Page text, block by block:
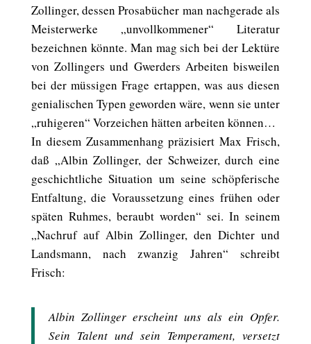
Zollinger, dessen Prosabücher man nachgerade als
Meisterwerke „unvollkommener“ Literatur
bezeichnen könnte. Man mag sich bei der Lektüre
von Zollingers und Gwerders Arbeiten bisweilen
bei der müssigen Frage ertappen, was aus diesen
genialischen Typen geworden wäre, wenn sie unter
„ruhigeren“ Vorzeichen hätten arbeiten können…
In diesem Zusammenhang präzisiert Max Frisch,
daß „Albin Zollinger, der Schweizer, durch eine
geschichtliche Situation um seine schöpferische
Entfaltung, die Voraussetzung eines frühen oder
späten Ruhmes, beraubt worden“ sei. In seinem
„Nachruf auf Albin Zollinger, den Dichter und
Landsmann, nach zwanzig Jahren“ schreibt
Frisch:
Albin Zollinger erscheint uns als ein Opfer.
Sein Talent und sein Temperament, versetzt